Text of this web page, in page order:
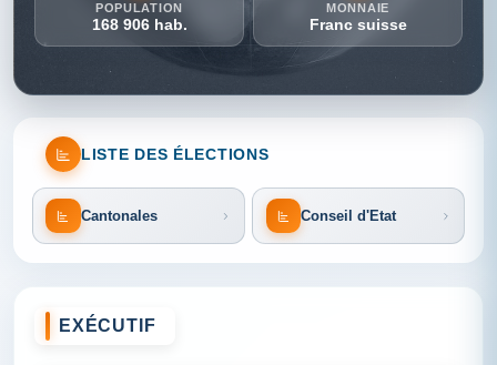
POPULATION
168 906 hab.
MONNAIE
Franc suisse
LISTE DES ÉLECTIONS
Cantonales Conseil d'Etat
EXÉCUTIF